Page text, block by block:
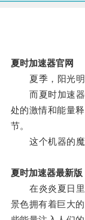
夏时加速器官网
夏季，阳光明
而夏时加速器
处的激情和能量
节。
这个机器的魔
夏时加速器最新版
在炎炎夏日里
景色拥有着巨大